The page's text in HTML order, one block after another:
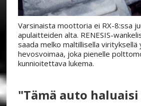
Varsinaista moottoria ei RX-8:ssa
apulaitteiden alta. RENESIS-
saada melko maltillisella virityksellä
hevosvoimaa, joka pienelle
kunnioitettava lukema.
"Tämä auto